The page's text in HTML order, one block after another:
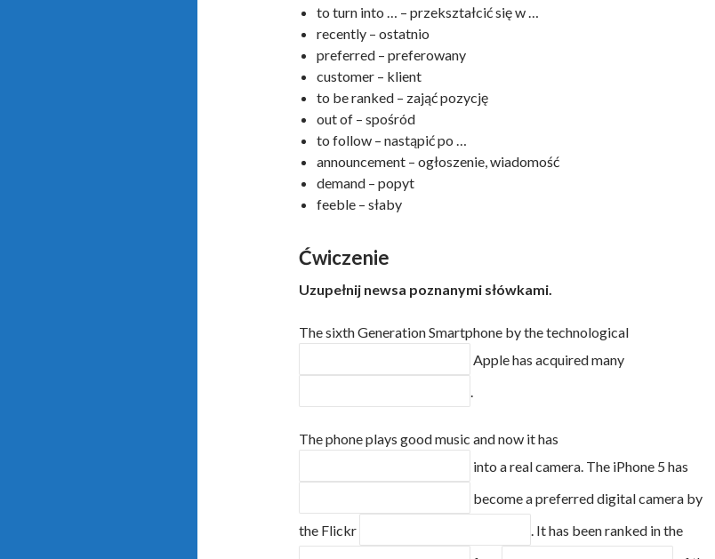
to turn into … – przekształcić się w …
recently – ostatnio
preferred – preferowany
customer – klient
to be ranked – zająć pozycję
out of – spośród
to follow – nastąpić po …
announcement – ogłoszenie, wiadomość
demand – popyt
feeble – słaby
Ćwiczenie
Uzupełnij newsa poznanymi słówkami.
The sixth Generation Smartphone by the technological
Apple has acquired many
.
The phone plays good music and now it has
into a real camera. The iPhone 5 has
become a preferred digital camera by
the Flickr
. It has been ranked in the